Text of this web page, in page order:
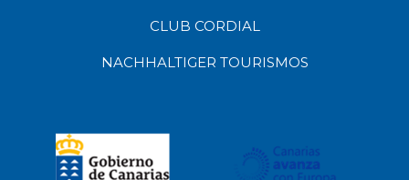
CLUB CORDIAL
NACHHALTIGER TOURISMOS